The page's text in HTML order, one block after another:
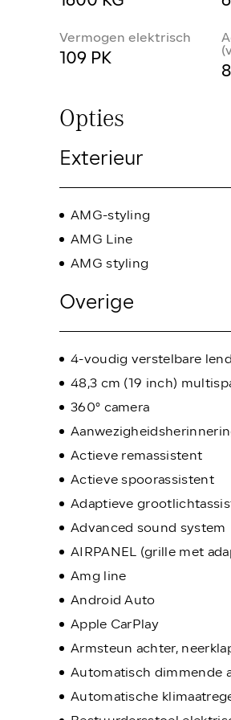
Vermogen elektrisch
109 PK
Opties
Exterieur
AMG-styling
AMG Line
AMG styling
Overige
4-voudig verstelbare
48,3 cm (19 inch)
360° camera
Actieve remassistent
Actieve spoorassistent
Adaptieve
Advanced sound system
AIRPANEL (grille met
Amg line
Android Auto
Apple CarPlay
Armsteun achter,
Automatisch dimmende
Automatische